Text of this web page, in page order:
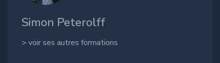
Simon Peterolff
> voir ses autres formations